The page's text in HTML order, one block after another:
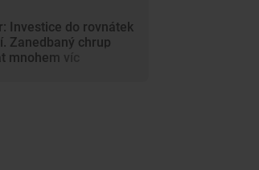
Investice do rovnátek
Zanedbaný chrup
mnohem víc